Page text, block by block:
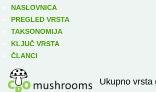
NASLOVNICA
PREGLED VRSTA
TAKSONOMIJA
KLJUČ VRSTA
ČLANCI
Ukupno vrsta
Izravno podređene niže takse: